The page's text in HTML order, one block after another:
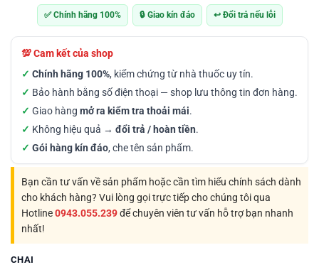
✅ Chính hãng 100% 🔒 Giao kín đáo ↩️ Đổi trả nếu lỗi
💯 Cam kết của shop
✓ Chính hãng 100%, kiểm chứng từ nhà thuốc uy tín.
✓ Bảo hành bằng số điện thoại — shop lưu thông tin đơn hàng.
✓ Giao hàng mở ra kiểm tra thoải mái.
✓ Không hiệu quả → đổi trả / hoàn tiền.
✓ Gói hàng kín đáo, che tên sản phẩm.
Bạn cần tư vấn về sản phẩm hoặc cần tìm hiểu chính sách dành
cho khách hàng? Vui lòng gọi trực tiếp cho chúng tôi qua
Hotline0943.055.239để chuyên viên tư vấn hỗ trợ bạn nhanh
nhất!
CHAI